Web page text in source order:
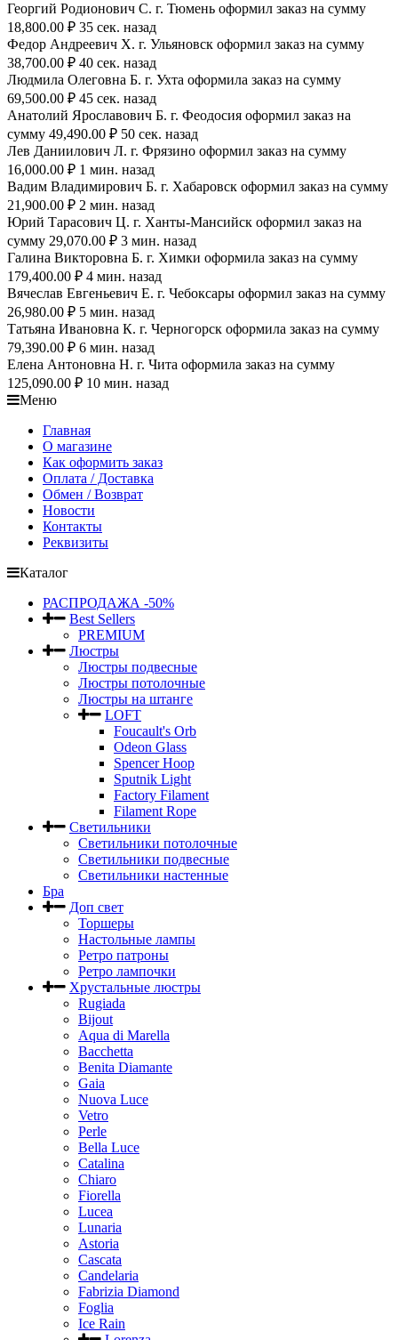
Георгий Родионович С. г. Тюмень оформил заказ на сумму
18,800.00 ₽ 35 сек. назад
Федор Андреевич Х. г. Ульяновск оформил заказ на сумму
38,700.00 ₽ 40 сек. назад
Людмила Олеговна Б. г. Ухта оформила заказ на сумму
69,500.00 ₽ 45 сек. назад
Анатолий Ярославович Б. г. Феодосия оформил заказ на
сумму 49,490.00 ₽ 50 сек. назад
Лев Даниилович Л. г. Фрязино оформил заказ на сумму
16,000.00 ₽ 1 мин. назад
Вадим Владимирович Б. г. Хабаровск оформил заказ на сумму
21,900.00 ₽ 2 мин. назад
Юрий Тарасович Ц. г. Ханты-Мансийск оформил заказ на
сумму 29,070.00 ₽ 3 мин. назад
Галина Викторовна Б. г. Химки оформила заказ на сумму
179,400.00 ₽ 4 мин. назад
Вячеслав Евгеньевич Е. г. Чебоксары оформил заказ на сумму
26,980.00 ₽ 5 мин. назад
Татьяна Ивановна К. г. Черногорск оформила заказ на сумму
79,390.00 ₽ 6 мин. назад
Елена Антоновна Н. г. Чита оформила заказ на сумму
125,090.00 ₽ 10 мин. назад
Меню
Главная
О магазине
Как оформить заказ
Оплата / Доставка
Обмен / Возврат
Новости
Контакты
Реквизиты
Каталог
РАСПРОДАЖА -50%
Best Sellers
PREMIUM
Люстры
Люстры подвесные
Люстры потолочные
Люстры на штанге
LOFT
Foucault's Orb
Odeon Glass
Spencer Hoop
Sputnik Light
Factory Filament
Filament Rope
Светильники
Светильники потолочные
Светильники подвесные
Светильники настенные
Бра
Доп свет
Торшеры
Настольные лампы
Ретро патроны
Ретро лампочки
Хрустальные люстры
Rugiada
Bijout
Aqua di Marella
Bacchetta
Benita Diamante
Gaia
Nuova Luce
Vetro
Perle
Bella Luce
Сatalina
Chiaro
Fiorella
Lucea
Lunaria
Astoria
Cascata
Candelaria
Fabrizia Diamond
Foglia
Ice Rain